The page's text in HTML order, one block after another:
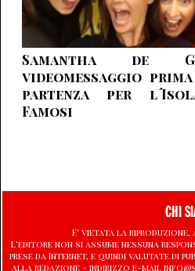
Samantha de
videomessaggio
partenza per
Famosi
CHI
E' vietata la riproduzione,
L'editore non si assume nessuna
prese da Internet, e quindi valutate di
alla redazione - indirizzo e-mail